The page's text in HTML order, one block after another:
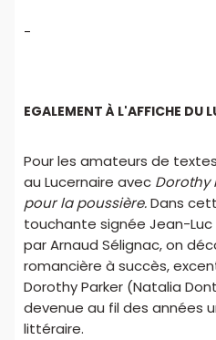
-
EGALEMENT À L'AFFICHE DU
Pour les amateurs de
au Lucernaire avec Dorothy
pour la poussière.Dans
touchante signée Jean-
par Arnaud Sélignac, on
romancière à succès,
Dorothy Parker (Natalia
devenue au fil des années
littéraire.